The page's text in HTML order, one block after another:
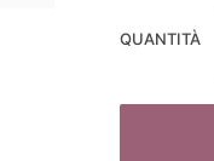
QUANTITÀ